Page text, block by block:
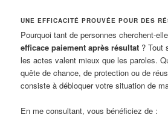
UNE EFFICACITÉ PROUVÉE POUR DES
Pourquoi tant de personnes cherchent-
efficace paiement après résultat ? Tout
les actes valent mieux que les paroles.
quête de chance, de protection ou de
consiste à débloquer votre situation de
En me consultant, vous bénéficiez de :